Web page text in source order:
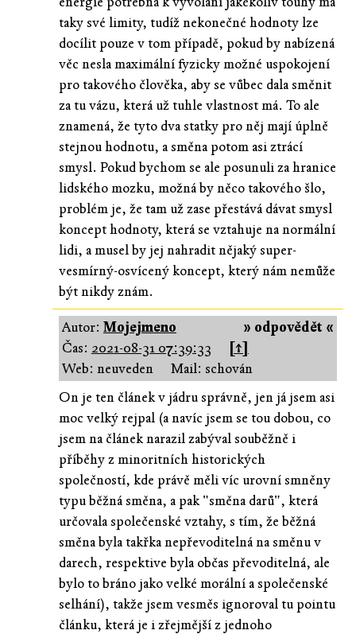
taky své limity, tudíž nekonečné hodnoty lze
docílit pouze v tom případě, pokud by nabízená
věc nesla maximální fyzicky možné uspokojení
pro takového člověka, aby se vůbec dala směnit
za tu vázu, která už tuhle vlastnost má. To ale
znamená, že tyto dva statky pro něj mají úplně
stejnou hodnotu, a směna potom asi ztrácí
smysl. Pokud bychom se ale posunuli za hranice
lidského mozku, možná by něco takového šlo,
problém je, že tam už zase přestává dávat smysl
koncept hodnoty, která se vztahuje na normální
lidi, a musel by jej nahradit nějaký super-
vesmírný-osvícený koncept, který nám nemůže
být nikdy znám.
» odpovědět «
Autor: Mojejmeno
Čas: 2021-08-31 07:39:33
[↑]
Web: neuveden
Mail: schován
On je ten článek v jádru správně, jen já jsem asi
moc velký rejpal (a navíc jsem se tou dobou, co
jsem na článek narazil zabýval souběžně i
příběhy z minoritních historických
společností, kde právě měli víc urovní smněny
typu běžná směna, a pak "směna darů", která
určovala společenské vztahy, s tím, že běžná
směna byla takřka nepřevoditelná na směnu v
darech, respektive byla občas převoditelná, ale
bylo to bráno jako velké morální a společenské
selhání), takže jsem vesměs ignoroval tu pointu
článku, která je i zřejmější z jednoho